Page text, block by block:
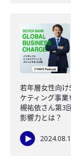
若年層女性向け
ケティング事
槻祐依さん第3
影響力とは？